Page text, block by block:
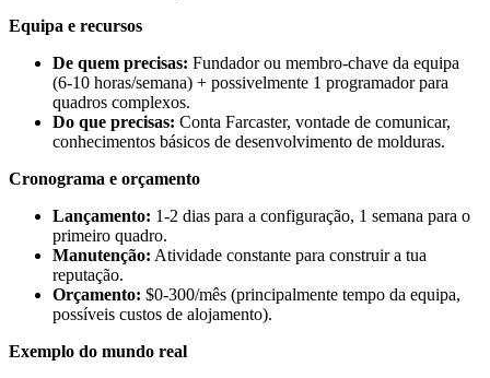
Equipa e recursos
De quem precisas: Fundador ou membro-chave da equipa
(6-10 horas/semana) + possivelmente 1 programador para
quadros complexos.
Do que precisas: Conta Farcaster, vontade de comunicar,
conhecimentos básicos de desenvolvimento de molduras.
Cronograma e orçamento
Lançamento: 1-2 dias para a configuração, 1 semana para o
primeiro quadro.
Manutenção: Atividade constante para construir a tua
reputação.
Orçamento: $0-300/mês (principalmente tempo da equipa,
possíveis custos de alojamento).
Exemplo do mundo real